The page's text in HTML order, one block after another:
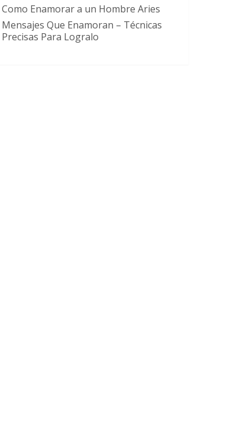
Como Enamorar a un Hombre Aries
Mensajes Que Enamoran – Técnicas
Precisas Para Logralo